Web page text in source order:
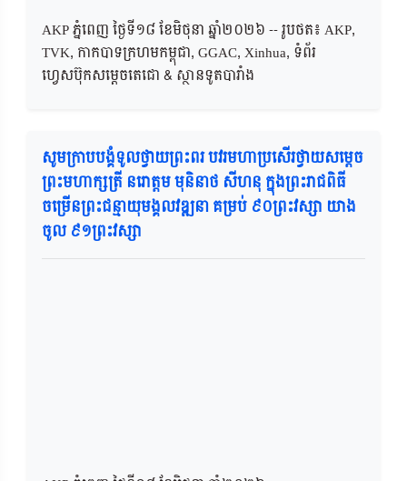
AKP ភ្នំពេញ ថ្ងៃទី១៨ ខែមិថុនា ឆ្នាំ២០២៦ -- រូបថត៖ AKP,
TVK, កាកបាទក្រហមកម្ពុជា, GGAC, Xinhua, ទំព័រ
ហ្វេសប៊ុកសម្តេចតេជោ & ស្ថានទូតបារាំង
សូមក្រាបបង្គំទូលថ្វាយព្រះពរ បវរមហាប្រសើរថ្វាយសម្តេច
ព្រះមហាក្សត្រី​ នរោត្តម មុនិនាថ​ សីហនុ ក្នុងព្រះរាជពិធី
ចម្រើនព្រះជន្មាយុមង្គលវឌ្ឍនា គម្រប់ ៩០ព្រះវស្សា យាង
ចូល ៩១ព្រះវស្សា